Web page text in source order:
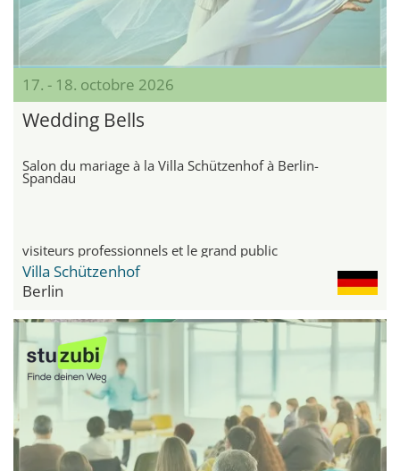
17. - 18. octobre 2026
Wedding Bells
Salon du mariage à la Villa Schützenhof à Berlin-
Spandau
visiteurs professionnels et le grand public
Villa Schützenhof
Berlin